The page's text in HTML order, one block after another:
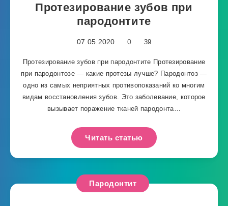
Протезирование зубов при
пародонтите
07.05.2020 0 39
Протезирование зубов при пародонтите Протезирование
при пародонтозе — какие протезы лучше? Пародонтоз —
одно из самых неприятных противопоказаний ко многим
видам восстановления зубов. Это заболевание, которое
вызывает поражение тканей пародонта…
Читать статью
Пародонтит